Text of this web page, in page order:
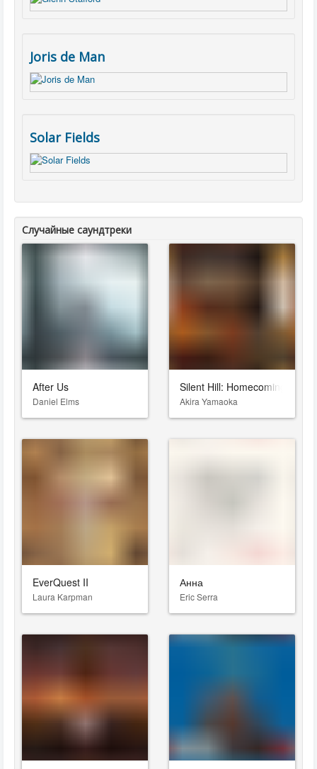
Joris de Man
Solar Fields
Случайные саундтреки
After Us
Daniel Elms
Silent Hill: Homecoming
Akira Yamaoka
EverQuest II
Laura Karpman
Анна
Eric Serra